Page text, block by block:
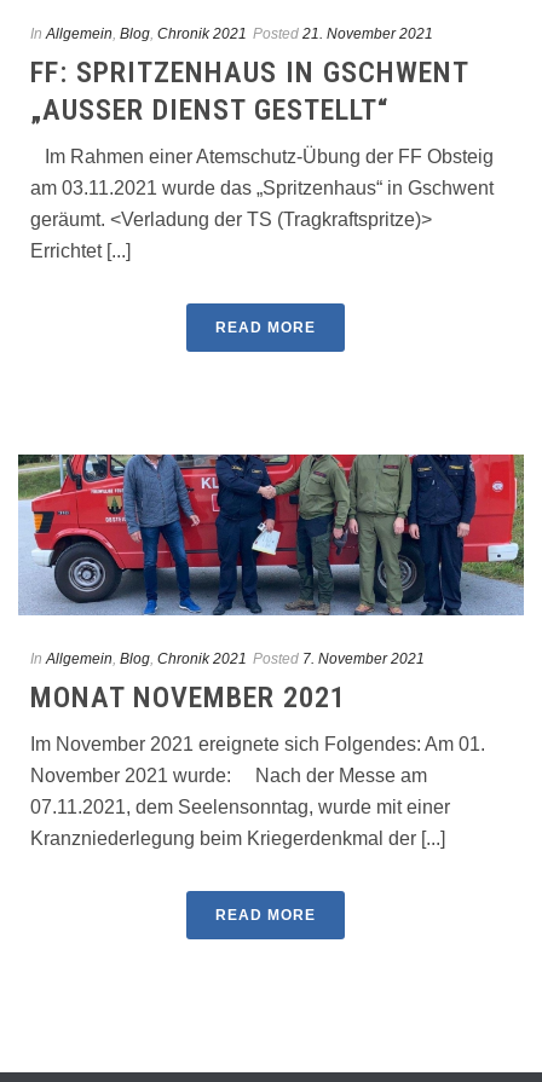
In Allgemein, Blog, Chronik 2021 Posted 21. November 2021
FF: SPRITZENHAUS IN GSCHWENT
„AUSSER DIENST GESTELLT“
Im Rahmen einer Atemschutz-Übung der FF Obsteig
am 03.11.2021 wurde das „Spritzenhaus“ in Gschwent
geräumt. <Verladung der TS (Tragkraftspritze)>
Errichtet [...]
READ MORE
In Allgemein, Blog, Chronik 2021 Posted 7. November 2021
MONAT NOVEMBER 2021
Im November 2021 ereignete sich Folgendes: Am 01.
November 2021 wurde: Nach der Messe am
07.11.2021, dem Seelensonntag, wurde mit einer
Kranzniederlegung beim Kriegerdenkmal der [...]
READ MORE